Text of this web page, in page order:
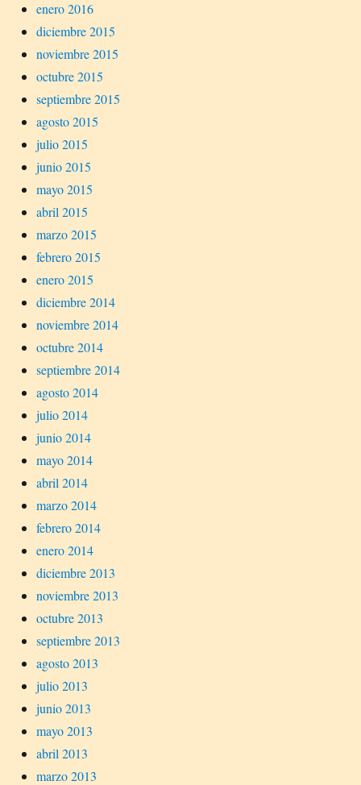
enero 2016
diciembre 2015
noviembre 2015
octubre 2015
septiembre 2015
agosto 2015
julio 2015
junio 2015
mayo 2015
abril 2015
marzo 2015
febrero 2015
enero 2015
diciembre 2014
noviembre 2014
octubre 2014
septiembre 2014
agosto 2014
julio 2014
junio 2014
mayo 2014
abril 2014
marzo 2014
febrero 2014
enero 2014
diciembre 2013
noviembre 2013
octubre 2013
septiembre 2013
agosto 2013
julio 2013
junio 2013
mayo 2013
abril 2013
marzo 2013